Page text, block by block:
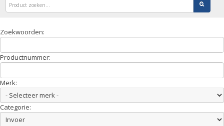
Zoekwoorden:
Productnummer:
Merk:
Categorie: